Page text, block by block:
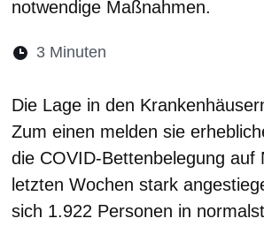
notwendige Maßnahmen.
Lesedauer:
3 Minuten
Die Lage in den
Zum einen melden sie
die COVID-Bettenbelegung
letzten Wochen stark
sich 1.922 Personen in